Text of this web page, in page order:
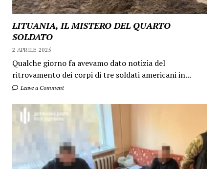
LITUANIA, IL MISTERO DEL QUARTO
SOLDATO
2 APRILE 2025
Qualche giorno fa avevamo dato notizia del
ritrovamento dei corpi di tre soldati americani in...
Leave a Comment